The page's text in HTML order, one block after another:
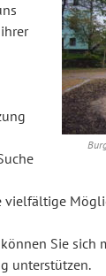
vielfältige
Sie
unterstützen.